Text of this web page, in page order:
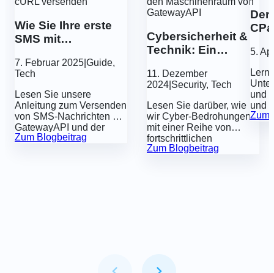
Wie Sie Ihre erste
SMS mit
cURL versenden
7. Februar 2025 Guide,
Tech
Lesen Sie unsere
Anleitung zum Versenden
von SMS-Nachrichten mit
GatewayAPI und der
Programmiersprache
Zum Blogbeitrag
Cybersicherheit &
Technik: Ein
Maschinenraum
von GatewayAPI
11. Dezember
2024 Security, Tech
Lesen Sie darüber, wie
wir Cyber-Bedrohungen
mit einer Reihe von
fortschrittlichen
technischen
Zum Blogbeitrag
Der
5.
und
und
der
Zum